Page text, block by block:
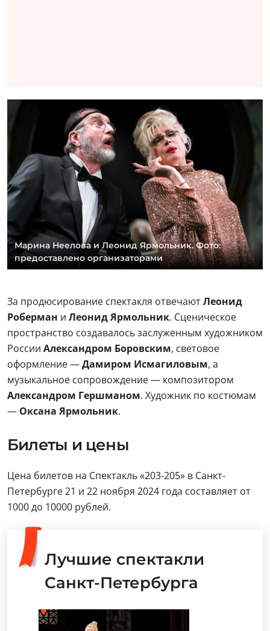
Марина Неелова и Леонид Ярмольник. Фото:
предоставлено организаторами
За продюсирование спектакля отвечаютЛеонид
Роберман и Леонид Ярмольник. Сценическое
пространство создавалось заслуженным художником
России Александром Боровским, световое
оформление —Дамиром Исмагиловым, а
музыкальное сопровождение — композитором
Александром Гершманом. Художник по костюмам
— Оксана Ярмольник.
Билеты и цены
Цена билетов на Спектакль «203-205» в Санкт-
Петербурге 21 и 22 ноября 2024 года составляет от
1000 до 10000 рублей.
Лучшие спектакли
Санкт-Петербурга